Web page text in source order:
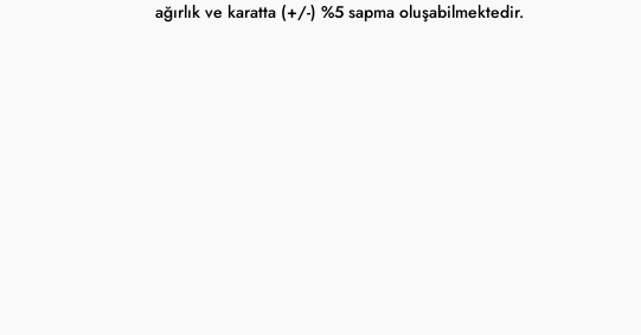
ağırlık ve karatta (+/-) %5 sapma oluşabilmektedir.